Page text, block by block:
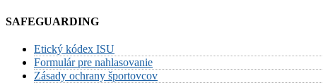
SAFEGUARDING
Etický kódex ISU
Formulár pre nahlasovanie
Zásady ochrany športovcov